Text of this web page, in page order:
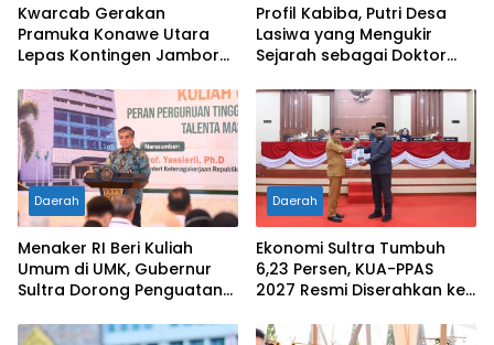
Kwarcab Gerakan
Pramuka Konawe Utara
Lepas Kontingen Jambore
Ikbar: Tunjukkan Karakter
Generasi Muda Konut yang
Disiplin dan Berprestasi
Profil Kabiba, Putri Desa
Lasiwa yang Mengukir
Sejarah sebagai Doktor
Kelahirannya
Daerah
Menaker RI Beri Kuliah
Umum di UMK, Gubernur
Sultra Dorong Penguatan
Dunia Kerja
Daerah
Ekonomi Sultra Tumbuh
6,23 Persen, KUA-PPAS
2027 Resmi Diserahkan ke